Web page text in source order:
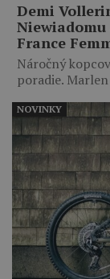
Demi
France
Náročný
poradie.
NOVINKY